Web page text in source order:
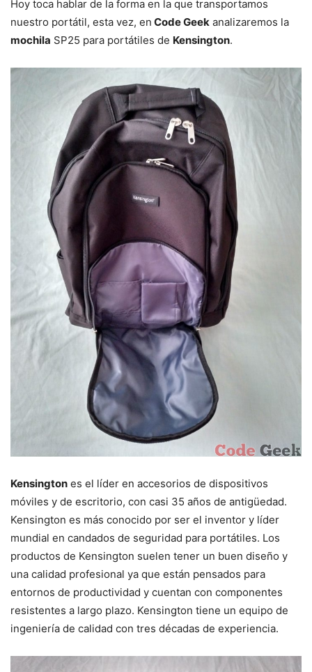
Hoy toca hablar de la forma en la que transportamos
nuestro portátil, esta vez, en Code Geek analizaremos la
mochila SP25 para portátiles de Kensington.
Kensington es el líder en accesorios de dispositivos
móviles y de escritorio, con casi 35 años de antigüedad.
Kensington es más conocido por ser el inventor y líder
mundial en candados de seguridad para portátiles. Los
productos de Kensington suelen tener un buen diseño y
una calidad profesional ya que están pensados para
entornos de productividad y cuentan con componentes
resistentes a largo plazo. Kensington tiene un equipo de
ingeniería de calidad con tres décadas de experiencia.